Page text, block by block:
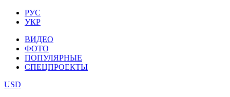
РУС
УКР
ВИДЕО
ФОТО
ПОПУЛЯРНЫЕ
СПЕЦПРОЕКТЫ
USD